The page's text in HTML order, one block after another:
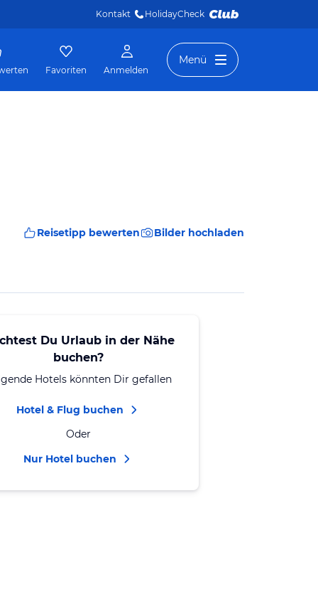
Kontakt HolidayCheck
Favoriten Anmelden
Menü
Reisetipp bewerten Bilder hochladen
Du Urlaub in der Nähe
buchen?
Hotels könnten Dir gefallen
Hotel & Flug buchen
Oder
Nur Hotel buchen